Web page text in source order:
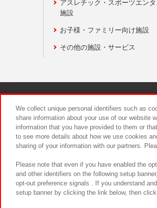
アスレチック・スポーツエンタ
施設
お子様・ファミリー向け施設
その他の施設・サービス
We collect unique personal identifiers such as
share information about your use of our website
information that you have provided to them or
to see more details about how we use cookies
sharing of your information with our partners.
Please note that even if you have enabled the
and other identifiers on the following setup
opt-out preference signals . If you understand
setup banner by clicking the link below, then